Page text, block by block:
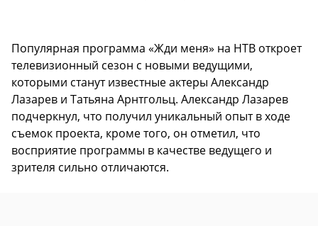
Популярная программа «Жди меня» на НТВ откроет
телевизионный сезон с новыми ведущими,
которыми станут известные актеры Александр
Лазарев и Татьяна Арнтгольц. Александр Лазарев
подчеркнул, что получил уникальный опыт в ходе
съемок проекта, кроме того, он отметил, что
восприятие программы в качестве ведущего и
зрителя сильно отличаются.